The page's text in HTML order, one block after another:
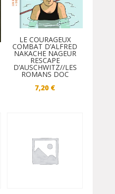
LE COURAGEUX
COMBAT D’ALFRED
NAKACHE NAGEUR
RESCAPE
D’AUSCHWITZ//LES
ROMANS DOC
7,20 €